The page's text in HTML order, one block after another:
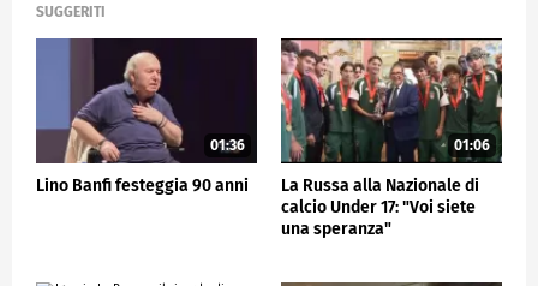
cosiddetta "martinella") che la presidenza utilizza
nel dirigere i lavori dell'aula di palazzo Madama. Al
festeggiamento hanno preso parte capigruppo di
maggioranza e opposizione ed ex ministri e
sottosegretari dei governi Berlusconi.
POLITICA
SUGGERITI
01:36
Lino Banfi festeggia 90 anni
01:06
La Russa alla Nazionale di
calcio Under 17: "Voi siete
una speranza"